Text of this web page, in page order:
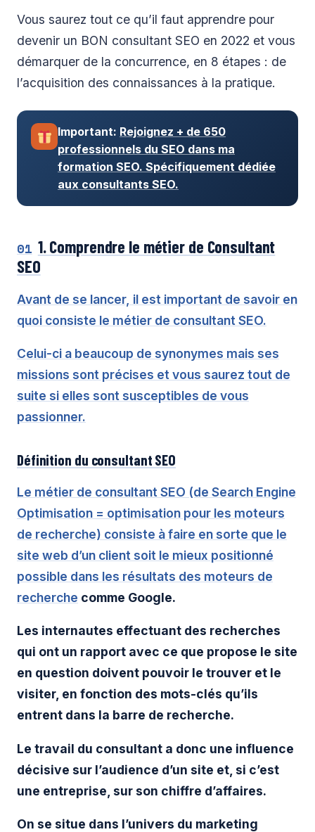
Vous saurez tout ce qu’il faut apprendre pour
devenir un BON consultant SEO en 2022 et vous
démarquer de la concurrence, en 8 étapes : de
l’acquisition des connaissances à la pratique.
Important: Rejoignez + de 650
professionnels du SEO dans ma
formation SEO. Spécifiquement dédiée
aux consultants SEO.
01 1. Comprendre le métier de Consultant
SEO
Avant de se lancer, il est important de savoir en
quoi consiste le métier de consultant SEO.
Celui-ci a beaucoup de synonymes mais ses
missions sont précises et vous saurez tout de
suite si elles sont susceptibles de vous
passionner.
Définition du consultant SEO
Le métier de consultant SEO (de Search Engine
Optimisation = optimisation pour les moteurs
de recherche) consiste à faire en sorte que le
site web d’un client soit le mieux positionné
possible dans les résultats des moteurs de
recherche comme Google.
Les internautes effectuant des recherches
qui ont un rapport avec ce que propose le site
en question doivent pouvoir le trouver et le
visiter, en fonction des mots-clés qu’ils
entrent dans la barre de recherche.
Le travail du consultant a donc une influence
décisive sur l’audience d’un site et, si c’est
une entreprise, sur son chiffre d’affaires.
On se situe dans l’univers du marketing